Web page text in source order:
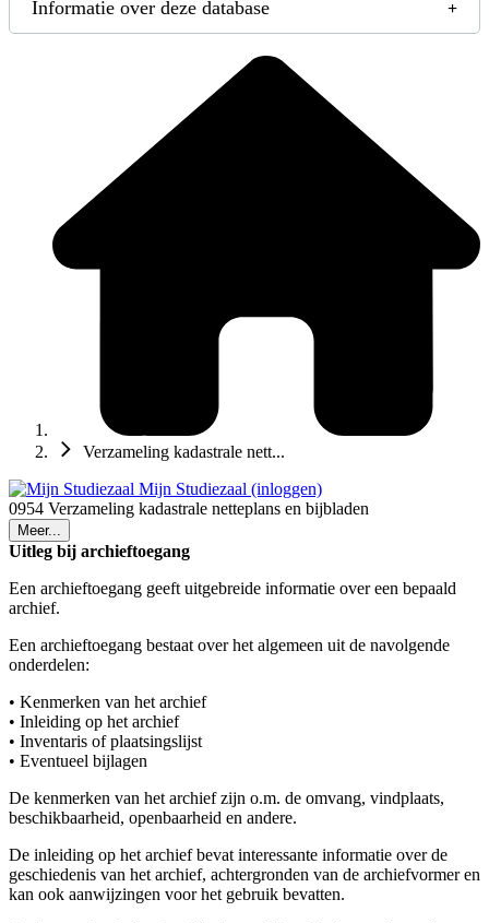
Informatie over deze database
Verzameling kadastrale nett...
Mijn Studiezaal (inloggen)
0954 Verzameling kadastrale netteplans en bijbladen
Meer...
Uitleg bij archieftoegang
Een archieftoegang geeft uitgebreide informatie over een bepaald
archief.
Een archieftoegang bestaat over het algemeen uit de navolgende
onderdelen:
• Kenmerken van het archief
• Inleiding op het archief
• Inventaris of plaatsingslijst
• Eventueel bijlagen
De kenmerken van het archief zijn o.m. de omvang, vindplaats,
beschikbaarheid, openbaarheid en andere.
De inleiding op het archief bevat interessante informatie over de
geschiedenis van het archief, achtergronden van de archiefvormer en
kan ook aanwijzingen voor het gebruik bevatten.